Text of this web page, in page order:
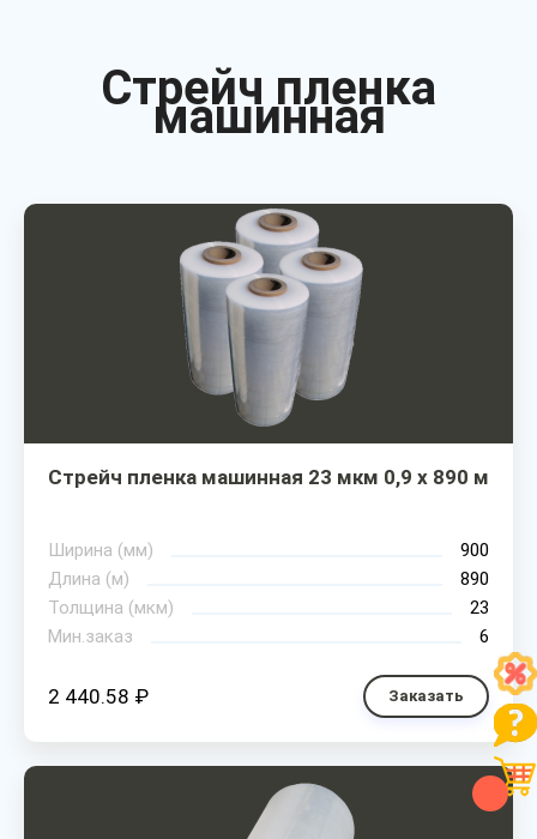
Стрейч пленка
машинная
Стрейч пленка машинная 23 мкм 0,9 х 890 м
Ширина (мм)
900
Длина (м)
890
Толщина (мкм)
23
Мин.заказ
6
2 440.58 ₽ Заказать